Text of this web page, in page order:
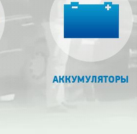
АККУМУЛЯТОРЫ